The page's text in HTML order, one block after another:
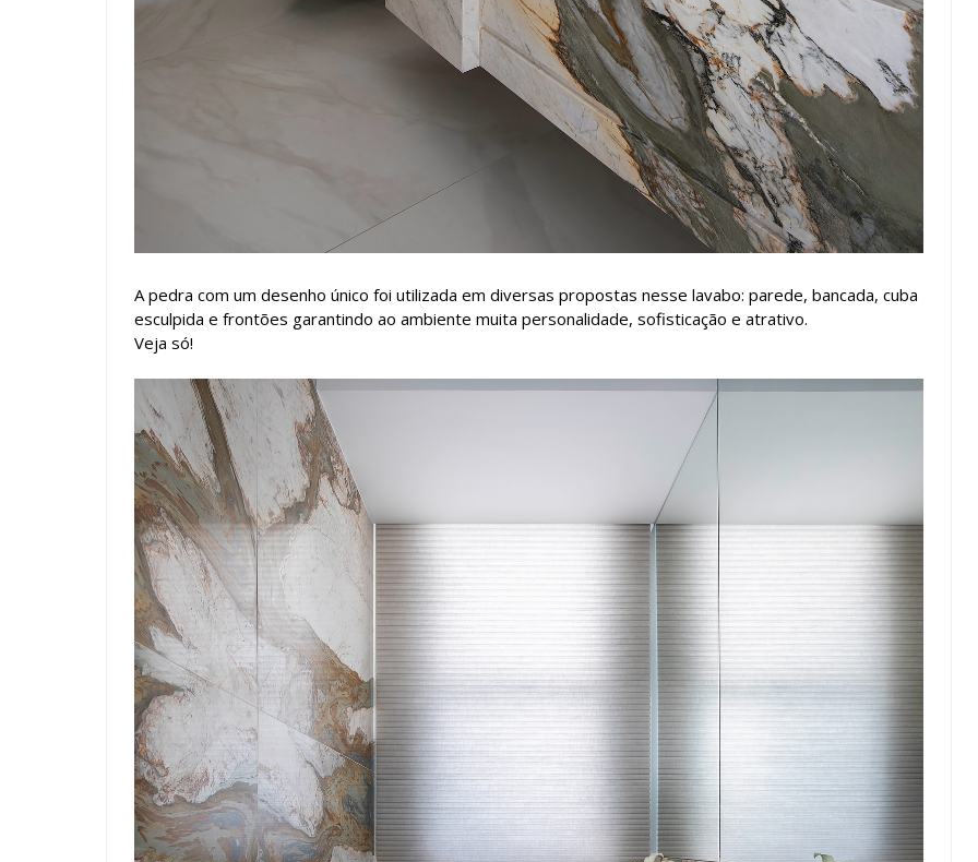
A pedra com um desenho único foi utilizada em diversas propostas nesse lavabo: parede, bancada, cuba
esculpida e frontões garantindo ao ambiente muita personalidade, sofisticação e atrativo.
Veja só!